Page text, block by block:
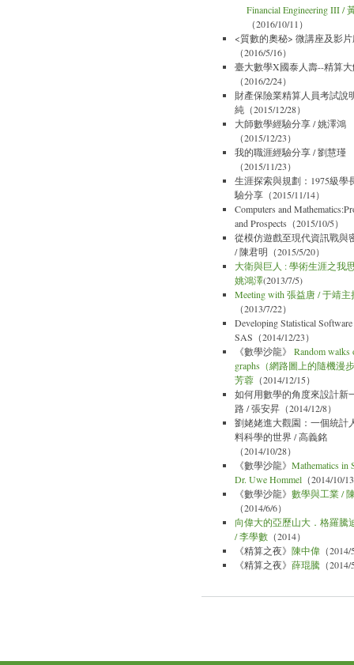
Financial Engineering III /
（2016/10/11）
<質數的奧秘> 微講座及影
（2016/5/16）
臺大數學X國泰人壽--精算
（2016/2/24）
財產保險業精算人員考試說
純（2015/12/28）
大師數學經驗分享 / 姚澤鴻
（2015/12/23）
我的職涯經驗分享 / 劉慧瑾
（2015/11/23）
生涯探索與規劃：1975級學
驗分享（2015/11/14）
Computers and
and Prospects（2015/10/5）
從模仿遊戲至現代資訊戰與
/ 陳君明（2015/5/20）
大衛與巨人 : 學術生涯之我
姚鴻澤(2013/7/5)
Meeting with 張益唐 / 于靖主
（2013/7/22）
Developing Statistical Software
SAS（2014/12/23）
《數學沙龍》 Random walks
graphs（網路圖上的隨機漫
芳蓉 （2014/12/15）
如何用數學的角度來設計新
路 / 張安昇（2014/12/8）
劉姥姥進大觀園：一個統計
料科學的世界 / 高義銘
（2014/10/28）
《數學沙龍》 Mathematics in
Dr. Uwe Hommel （2014/10/
《數學沙龍》 數學與工業 /
（2014/6/6）
向偉大的亞歷山大．格羅騰
/ 李學數 （2014）
《精算之夜》 陳中偉 （
《精算之夜》 薛琨騰 （